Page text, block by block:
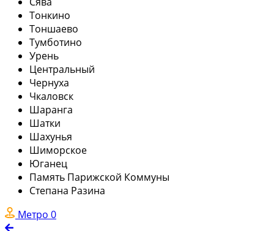
Тонкино
Тоншаево
Тумботино
Урень
Центральный
Чернуха
Чкаловск
Шаранга
Шатки
Шахунья
Шиморское
Юганец
Память Парижской Коммуны
Степана Разина
Метро 0